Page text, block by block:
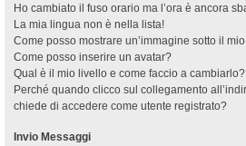
Ho cambiato il fuso orario ma l’ora è ancora
La mia lingua non è nella lista!
Come posso mostrare un’immagine sotto il
Come posso inserire un avatar?
Qual è il mio livello e come faccio a cambiarlo?
Perché quando clicco sul collegamento
chiede di accedere come utente registrato?
Invio Messaggi